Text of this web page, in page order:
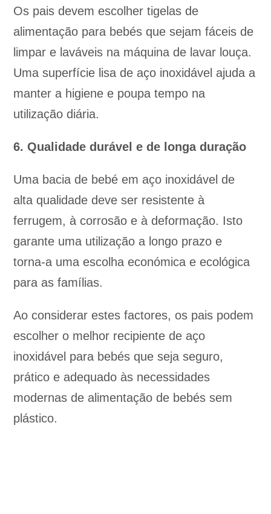
Os pais devem escolher tigelas de
alimentação para bebés que sejam fáceis de
limpar e laváveis na máquina de lavar louça.
Uma superfície lisa de aço inoxidável ajuda a
manter a higiene e poupa tempo na
utilização diária.
6. Qualidade durável e de longa duração
Uma bacia de bebé em aço inoxidável de
alta qualidade deve ser resistente à
ferrugem, à corrosão e à deformação. Isto
garante uma utilização a longo prazo e
torna-a uma escolha económica e ecológica
para as famílias.
Ao considerar estes factores, os pais podem
escolher o melhor recipiente de aço
inoxidável para bebés que seja seguro,
prático e adequado às necessidades
modernas de alimentação de bebés sem
plástico.